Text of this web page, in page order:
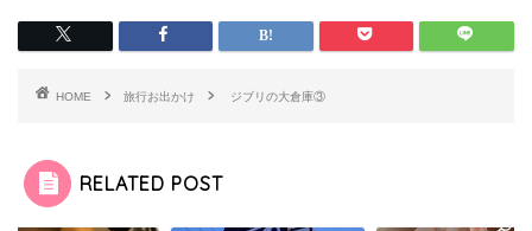
HOME 旅行お出かけ ジブリの大倉庫③
RELATED POST